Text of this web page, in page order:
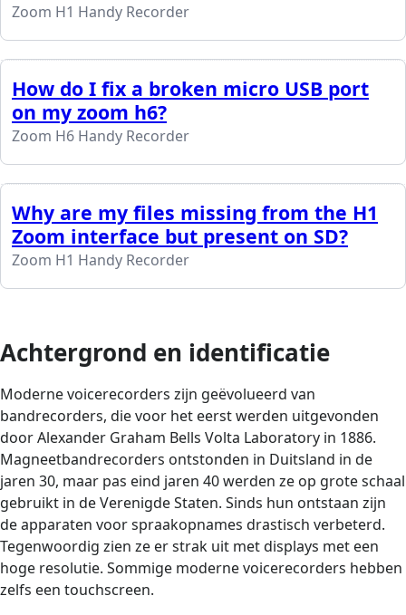
Zoom H1 Handy Recorder
How do I fix a broken micro USB port
on my zoom h6?
Zoom H6 Handy Recorder
Why are my files missing from the H1
Zoom interface but present on SD?
Zoom H1 Handy Recorder
Achtergrond en identificatie
Moderne voicerecorders zijn geëvolueerd van
bandrecorders, die voor het eerst werden uitgevonden
door Alexander Graham Bells Volta Laboratory in 1886.
Magneetbandrecorders ontstonden in Duitsland in de
jaren 30, maar pas eind jaren 40 werden ze op grote schaal
gebruikt in de Verenigde Staten. Sinds hun ontstaan ​​zijn
de apparaten voor spraakopnames drastisch verbeterd.
Tegenwoordig zien ze er strak uit met displays met een
hoge resolutie. Sommige moderne voicerecorders hebben
zelfs een touchscreen.